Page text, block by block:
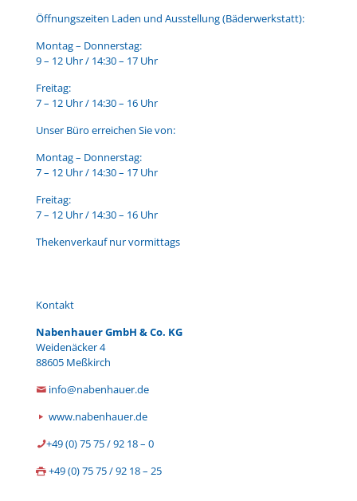
Öffnungszeiten Laden und Ausstellung (Bäderwerkstatt):
Montag – Donnerstag:
9 – 12 Uhr / 14:30 – 17 Uhr
Freitag:
7 – 12 Uhr / 14:30 – 16 Uhr
Unser Büro erreichen Sie von:
Montag – Donnerstag:
7 – 12 Uhr / 14:30 – 17 Uhr
Freitag:
7 – 12 Uhr / 14:30 – 16 Uhr
Thekenverkauf nur vormittags
Kontakt
Nabenhauer GmbH & Co. KG
Weidenäcker 4
88605 Meßkirch
info@nabenhauer.de
www.nabenhauer.de
+49 (0) 75 75 / 92 18 – 0
+49 (0) 75 75 / 92 18 – 25